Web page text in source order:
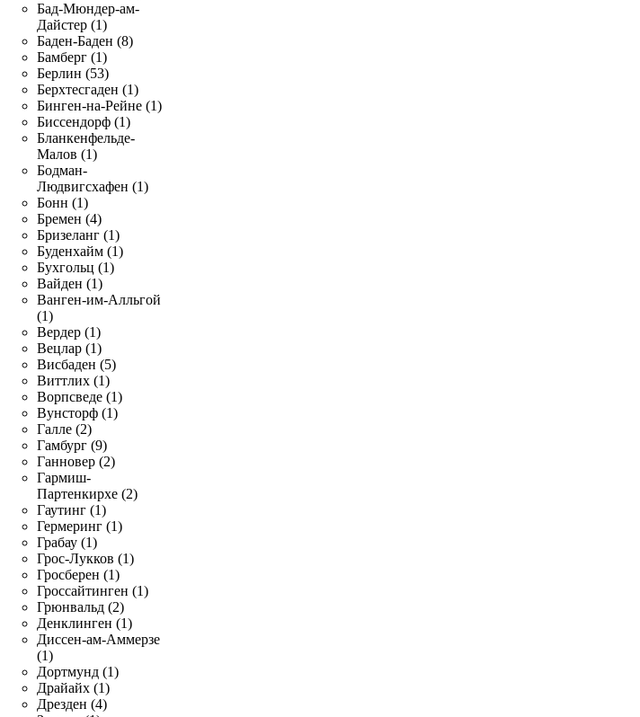
Бад-Мюндер-ам-
Дайстер (1)
Баден-Баден (8)
Бамберг (1)
Берлин (53)
Берхтесгаден (1)
Бинген-на-Рейне (1)
Биссендорф (1)
Бланкенфельде-
Малов (1)
Бодман-
Людвигсхафен (1)
Бонн (1)
Бремен (4)
Бризеланг (1)
Буденхайм (1)
Бухгольц (1)
Вайден (1)
Ванген-им-Алльгой
(1)
Вердер (1)
Вецлар (1)
Висбаден (5)
Виттлих (1)
Ворпсведе (1)
Вунсторф (1)
Галле (2)
Гамбург (9)
Ганновер (2)
Гармиш-
Партенкирхе (2)
Гаутинг (1)
Гермеринг (1)
Грабау (1)
Грос-Лукков (1)
Гросберен (1)
Гроссайтинген (1)
Грюнвальд (2)
Денклинген (1)
Диссен-ам-Аммерзе
(1)
Дортмунд (1)
Драйайх (1)
Дрезден (4)